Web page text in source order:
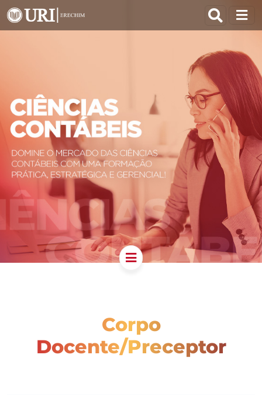
Corpo
Docente/Preceptor